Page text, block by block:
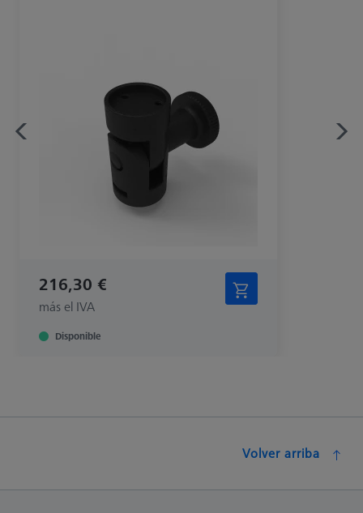
216,30 €
más el IVA
Disponible
Volver arriba